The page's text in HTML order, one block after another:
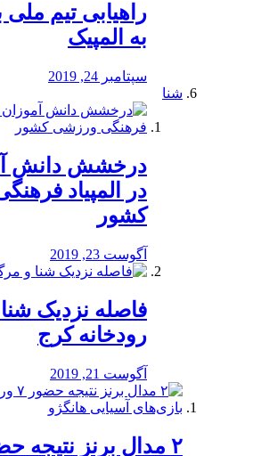
راهیابی تیم ملی
به المپیک
سپتامبر 24, 2019
شنا
درخشش دانش
در المپیاد
کشور
آگوست 23, 2019
️فاصله نزدیک
رودخانه کرج
آگوست 21, 2019